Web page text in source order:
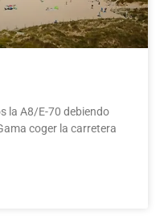
la A8/E-70 debiendo
coger la carretera